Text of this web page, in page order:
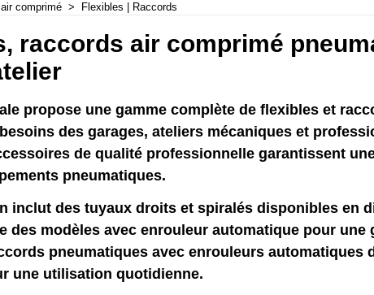
comprimé > Flexibles | Raccords
raccords air comprimé
propose une gamme complète de flexibles et
des garages, ateliers mécaniques et
de qualité professionnelle garantissent
pneumatiques.
inclut des tuyaux droits et spiralés disponibles en
des modèles avec enrouleur automatique pour
pneumatiques avec enrouleurs automatiques
une utilisation quotidienne.